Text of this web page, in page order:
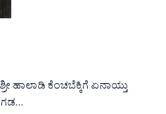
ಹಾಲಾಡಿ ಕೆಂಚಬೆಕ್ಕಿಗೆ ಏನಾಯ್ತು